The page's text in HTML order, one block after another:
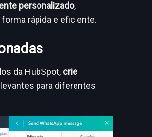
personalizado,
rápida e eficiente.
da HubSpot, crie
para diferentes